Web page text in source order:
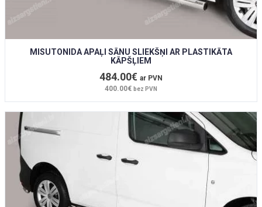
MISUTONIDA APAĻI SĀNU SLIEKŠŅI AR PLASTIKĀTA
KĀPŠĻIEM
484.00€ ar PVN
400.00€ bez PVN